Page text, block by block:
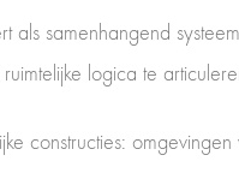
als samenhangend
logica te
constructies: